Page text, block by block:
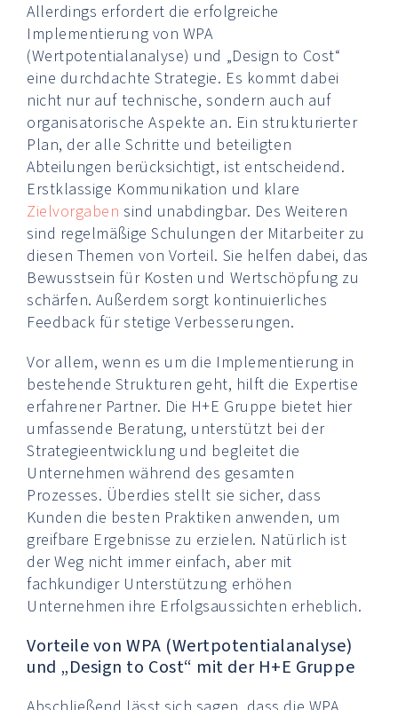
Allerdings erfordert die erfolgreiche
Implementierung von WPA
(Wertpotentialanalyse) und „Design to Cost“
eine durchdachte Strategie. Es kommt dabei
nicht nur auf technische, sondern auch auf
organisatorische Aspekte an. Ein strukturierter
Plan, der alle Schritte und beteiligten
Abteilungen berücksichtigt, ist entscheidend.
Erstklassige Kommunikation und klare
Zielvorgaben sind unabdingbar. Des Weiteren
sind regelmäßige Schulungen der Mitarbeiter zu
diesen Themen von Vorteil. Sie helfen dabei, das
Bewusstsein für Kosten und Wertschöpfung zu
schärfen. Außerdem sorgt kontinuierliches
Feedback für stetige Verbesserungen.
Vor allem, wenn es um die Implementierung in
bestehende Strukturen geht, hilft die Expertise
erfahrener Partner. Die H+E Gruppe bietet hier
umfassende Beratung, unterstützt bei der
Strategieentwicklung und begleitet die
Unternehmen während des gesamten
Prozesses. Überdies stellt sie sicher, dass
Kunden die besten Praktiken anwenden, um
greifbare Ergebnisse zu erzielen. Natürlich ist
der Weg nicht immer einfach, aber mit
fachkundiger Unterstützung erhöhen
Unternehmen ihre Erfolgsaussichten erheblich.
Vorteile von WPA (Wertpotentialanalyse)
und „Design to Cost“ mit der H+E Gruppe